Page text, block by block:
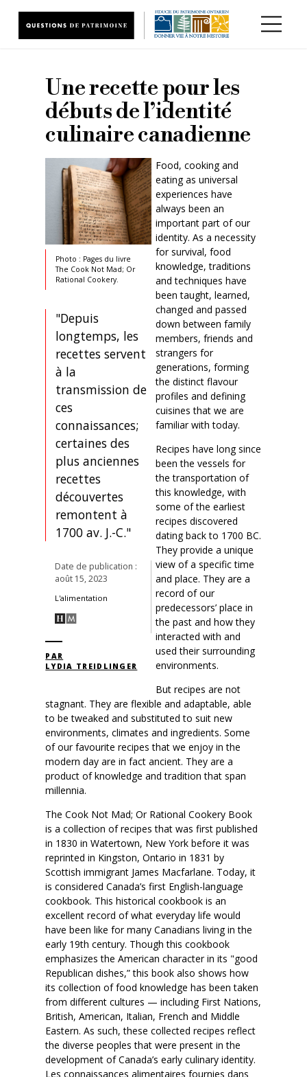
Une recette pour les
débuts de l’identité
culinaire canadienne
Photo : Pages du livre
The Cook Not Mad; Or
Rational Cookery.
"Depuis
longtemps, les
recettes servent
à la
transmission de
ces
connaissances;
certaines des
plus anciennes
recettes
découvertes
remontent à
1700 av. J.-C."
Date de publication :
août 15, 2023
L'alimentation
PAR
LYDIA TREIDLINGER
Food, cooking and
eating as universal
experiences have
always been an
important part of our
identity. As a necessity
for survival, food
knowledge, traditions
and techniques have
been taught, learned,
changed and passed
down between family
members, friends and
strangers for
generations, forming
the distinct flavour
profiles and defining
cuisines that we are
familiar with today.
Recipes have long since
been the vessels for
the transportation of
this knowledge, with
some of the earliest
recipes discovered
dating back to 1700 BC.
They provide a unique
view of a specific time
and place. They are a
record of our
predecessors’ place in
the past and how they
interacted with and
used their surrounding
environments.
But recipes are not
stagnant. They are flexible and adaptable, able
to be tweaked and substituted to suit new
environments, climates and ingredients. Some
of our favourite recipes that we enjoy in the
modern day are in fact ancient. They are a
product of knowledge and tradition that span
millennia.
The Cook Not Mad; Or Rational Cookery Book
is a collection of recipes that was first published
in 1830 in Watertown, New York before it was
reprinted in Kingston, Ontario in 1831 by
Scottish immigrant James Macfarlane. Today, it
is considered Canada’s first English-language
cookbook. This historical cookbook is an
excellent record of what everyday life would
have been like for many Canadians living in the
early 19th century. Though this cookbook
emphasizes the American character in its "good
Republican dishes,” this book also shows how
its collection of food knowledge has been taken
from different cultures — including First Nations,
British, American, Italian, French and Middle
Eastern. As such, these collected recipes reflect
the diverse peoples that were present in the
development of Canada’s early culinary identity.
Les connaissances alimentaires fournies dans